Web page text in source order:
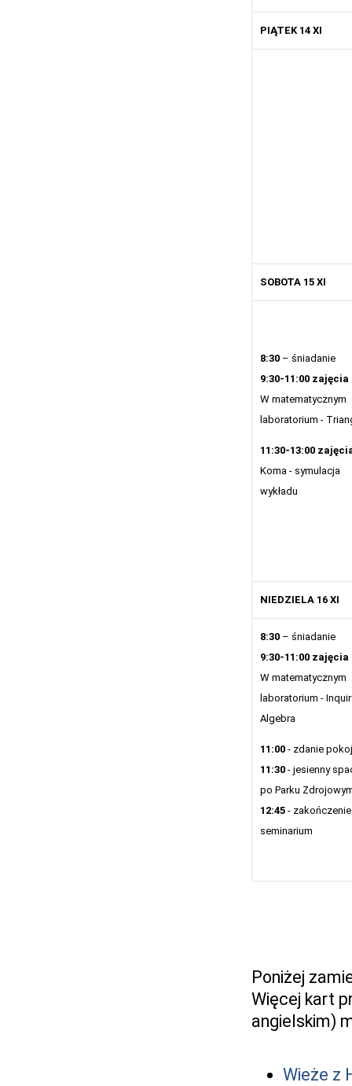
PIĄTEK 14 XI
SOBOTA 15 XI
8:30 – śniadanie
9:30-11:00 zajęcia
W matematycznym
laboratorium -
11:30-13:00
Koma - symulacja
wykładu
NIEDZIELA 16 XI
8:30 – śniadanie
9:30-11:00 zajęcia
W matematycznym
laboratorium -
Algebra
11:00 - zdanie
11:30 - jesienny
po Parku
12:45 - zakończenie
seminarium
Poniżej
Więcej kart
angielskim)
Wieże z